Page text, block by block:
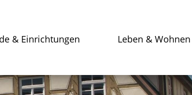
& Einrichtungen Leben & Wohnen